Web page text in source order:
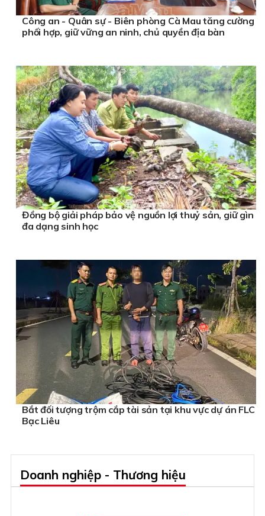
Công an - Quân sự - Biên phòng Cà Mau tăng cường
phối hợp, giữ vững an ninh, chủ quyền địa bàn
Đồng bộ giải pháp bảo vệ nguồn lợi thuỷ sản, giữ gìn
đa dạng sinh học
Bắt đối tượng trộm cắp tài sản tại khu vực dự án FLC
Bạc Liêu
Doanh nghiệp - Thương hiệu